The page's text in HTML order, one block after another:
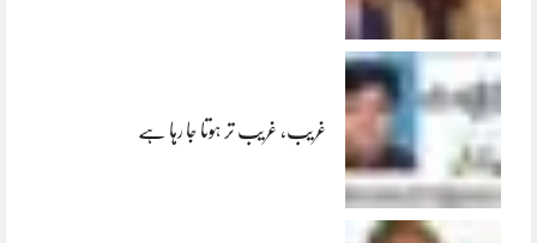
غریب، غریب تر ہوتا جا رہا ہے